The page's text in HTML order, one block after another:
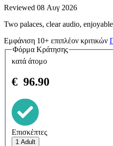
Reviewed 08 Αυγ 2026
Two palaces, clear audio,
Εμφάνιση 10+ επιπλέον κριτικών
Φόρμα Κράτησης
κατά άτομο
€ 96.90
Επισκέπτες